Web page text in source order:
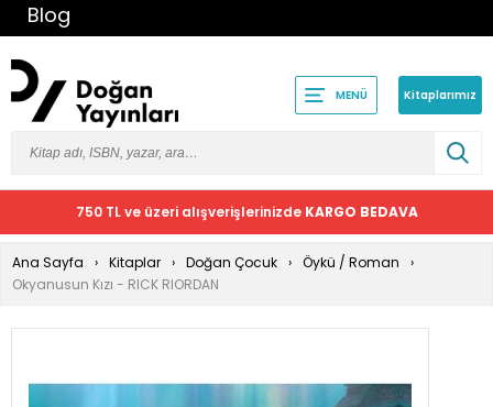
Blog
MENÜ Kitaplarımız
750 TL ve üzeri alışverişlerinizde KARGO BEDAVA
Ana Sayfa Kitaplar Doğan Çocuk
Öykü / Roman
Okyanusun Kızı - RICK RIORDAN